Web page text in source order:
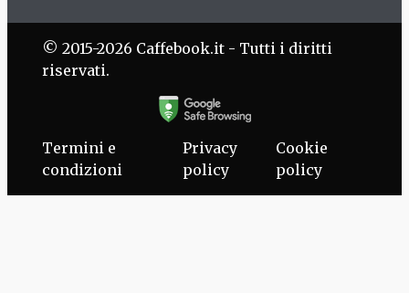
© 2015-2026 Caffebook.it - Tutti i diritti
riservati.
Termini e
condizioni
Privacy
policy
Cookie
policy